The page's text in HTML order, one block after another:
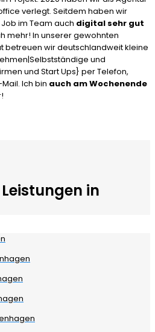
verlegt. Seitdem haben wir
im Team auch digital sehr gut
mehr! In unserer gewohnten
betreuen wir deutschlandweit kleine
und
und Start Ups} per Telefon,
Ich bin auch am Wochenende
in